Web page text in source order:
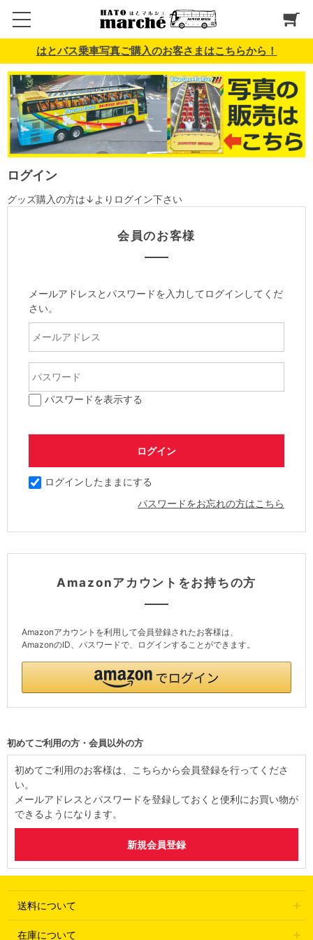
はとバス乗車写真ご購入のお客さまはこちらから！
ログイン
グッズ購入の方は↓よりログイン下さい
会員のお客様
メールアドレスとパスワードを入力してログインしてくだ
さい。
パスワードを表示する
ログインしたままにする
パスワードをお忘れの方はこちら
Amazonアカウントをお持ちの方
Amazonアカウントを利用して会員登録されたお客様は、
AmazonのID、パスワードで、ログインすることができます。
初めてご利用の方・会員以外の方
初めてご利用のお客様は、こちらから会員登録を行ってくださ
い。
メールアドレスとパスワードを登録しておくと便利にお買い物が
できるようになります。
送料について
在庫について